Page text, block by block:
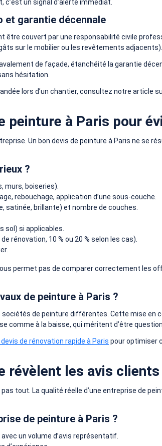
un signal d’alerte immédiat.
et garantie décennale
couvert par une responsabilité civile
sur le mobilier ou les revêtements adjacents).
de façade, étanchéité la garantie
hésitation.
lors d’un chantier, consultez notre article
peinture à Paris pour
Un bon devis de peinture à Paris ne se
?
murs, boiseries).
rebouchage, application d’une sous-couche.
satinée, brillante) et nombre de couches.
si applicables.
rénovation, 10 % ou 20 % selon les cas).
permet pas de comparer correctement les
de peinture à Paris ?
sociétés de peinture différentes. Cette mise
comme à la baisse, qui méritent d’être
de rénovation rapide à Paris pour optimiser
révèlent les avis
tout. La qualité réelle d’une entreprise de
de peinture à Paris ?
un volume d’avis représentatif.